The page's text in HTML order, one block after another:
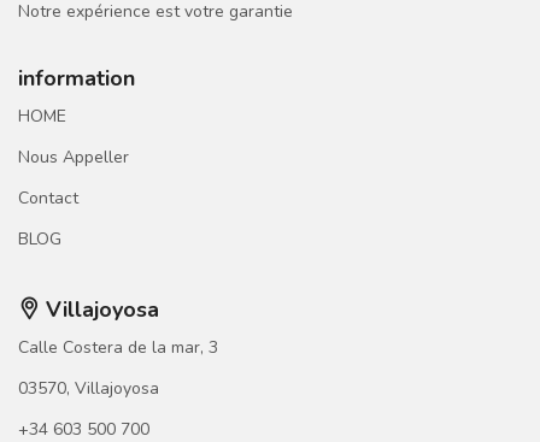
Notre expérience est votre garantie
information
HOME
Nous Appeller
Contact
BLOG
Villajoyosa
Calle Costera de la mar, 3
03570, Villajoyosa
+34 603 500 700